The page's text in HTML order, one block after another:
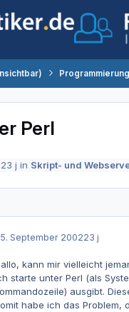
Programmierung
Perl
23 j in Skript- und
September 200223 j
kann mir vielleicht
starte unter Perl (als
ausgibt.
habe ich das Problem,